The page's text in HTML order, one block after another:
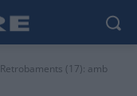
Retrobaments (17): amb